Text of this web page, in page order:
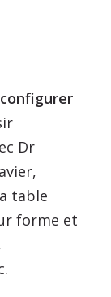
configurer
Dr
table
forme et